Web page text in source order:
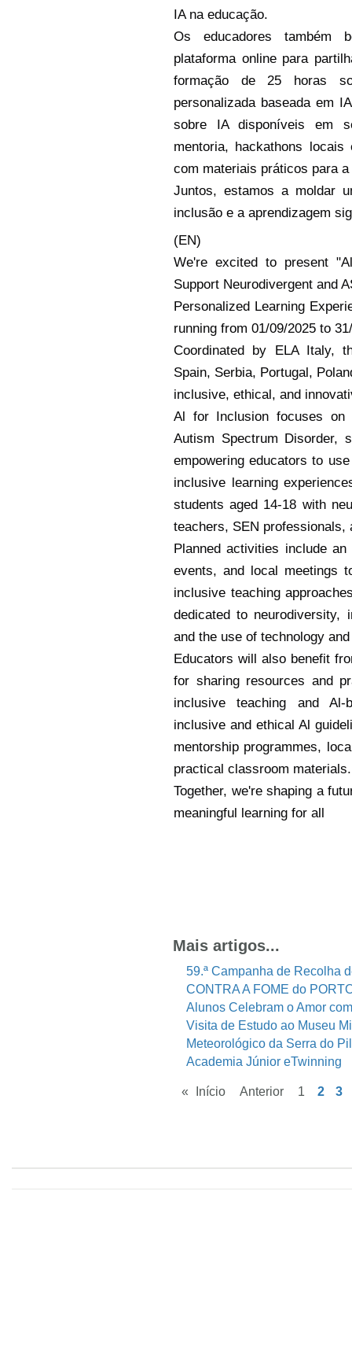
IA na educação.
Os educadores também
plataforma online para
formação de 25 horas
personalizada baseada em
sobre IA disponíveis em
mentoria, hackathons
com materiais práticos para
Juntos, estamos a moldar
inclusão e a aprendizagem
(EN)
We're excited to present
Support Neurodivergent and
Personalized Learning
running from 01/09/2025 to
Coordinated by ELA Italy,
Spain, Serbia, Portugal,
inclusive, ethical, and
Al for Inclusion focuses on
Autism Spectrum Disorder,
empowering educators to
inclusive learning
students aged 14-18 with
teachers, SEN professionals,
Planned activities include
events, and local meetings
inclusive teaching
dedicated to neurodiversity,
and the use of technology
Educators will also benefit
for sharing resources and
inclusive teaching and Al-
inclusive and ethical Al
mentorship programmes,
practical classroom materials.
Together, we're shaping a
meaningful learning for all
Mais artigos...
59.ª Campanha de Recolha
CONTRA A FOME do
Alunos Celebram o Amor
Visita de Estudo ao Museu
Meteorológico da Serra do
Academia Júnior eTwinning
« Início Anterior 1 2 3